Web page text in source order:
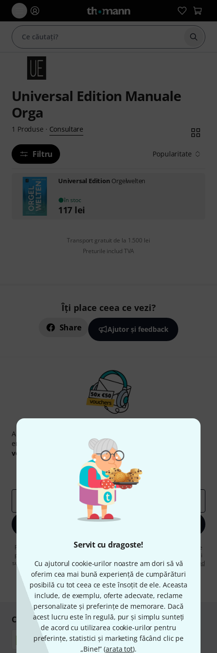
Servit cu dragoste!
Cu ajutorul cookie-urilor noastre am dori să vă
oferim cea mai bună experiență de cumpărături
posibilă cu tot ceea ce este însoțit de ele. Aceasta
include, de exemplu, oferte adecvate, reclame
personalizate și preferințe de memorare. Dacă
acest lucru este în regulă, pur și simplu sunteți
de acord cu utilizarea cookie-urilor pentru
preferințe, statistici și marketing făcând clic pe
„Bine!” (arata tot).
Universal Edition Manuale
Orga
1 Produse · Consultare
Filtru Popularitate
Universal Edition Orgelwelten
în stoc
117 lei
Transport gratuit de la 1.500 lei
Preturile includ TVA
Îți place ceea ce vezi?
Share Ajutor și feedback
Newsletter Thomann
Abonați-vă la buletinul informativ Thomann în limba
engleză și, cu puțin noroc, puteți câștiga unul dintre
voucherele
în valoare de50 €fiecare!
Contribuții inspiraționale
Perspectivele Thomann
Înscrie-te acum
Făcând clic pe „Înscrie-te acum”, sunteți de acord să primiți publicitate
prin e-mail. Vă puteți dezabona în orice moment. Puteți găsi informații
suplimentare despre buletinul informativ înregulamentul nostru privind
protecția datelor .
* Necesar
Cumpărați și plătiți în siguranță